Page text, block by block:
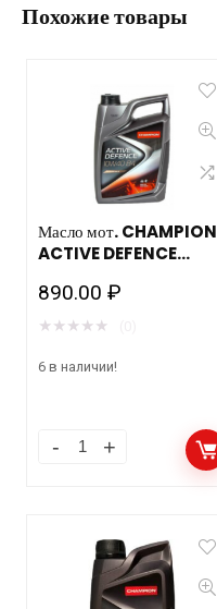
Похожие товары
Масло мот. CHAMPION
ACTIVE DEFENCE
A3/B3-10 ACEA:
A3/B4-08, API: SL/CF
890.00₽
★ ★ ★ ★ ★
6 в наличии!